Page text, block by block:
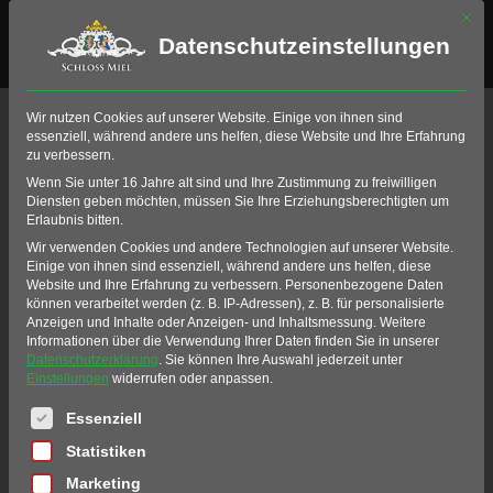
Mit
Datenschutzeinstellungen
Wir nutzen Cookies auf unserer Website. Einige von ihnen sind
essenziell, während andere uns helfen, diese Website und Ihre Erfahrung
zu verbessern.
Wenn Sie unter 16 Jahre alt sind und Ihre Zustimmung zu freiwilligen
Diensten geben möchten, müssen Sie Ihre Erziehungsberechtigten um
Erlaubnis bitten.
Wir verwenden Cookies und andere Technologien auf unserer Website.
Einige von ihnen sind essenziell, während andere uns helfen, diese
Website und Ihre Erfahrung zu verbessern. Personenbezogene Daten
können verarbeitet werden (z. B. IP-Adressen), z. B. für personalisierte
Anzeigen und Inhalte oder Anzeigen- und Inhaltsmessung. Weitere
Informationen über die Verwendung Ihrer Daten finden Sie in unserer
Datenschutzerklärung. Sie können Ihre Auswahl jederzeit unter
Einstellungen widerrufen oder anpassen.
Es folgt eine Liste der Service-Gruppen, für die eine
Essenziell
Statistiken
Marketing